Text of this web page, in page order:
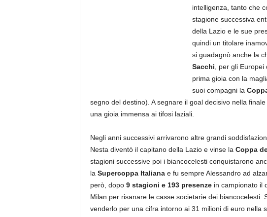
intelligenza, tanto che
stagione successiva
della Lazio e le sue
quindi un titolare
si guadagnò anche la
Sacchi , per gli
prima gioia con la
suoi compagni la
segno del destino). A segnare il goal decisivo nella
una gioia immensa ai tifosi laziali.
Negli anni successivi arrivarono altre grandi
Nesta diventò il capitano della Lazio e vinse la Coppa
stagioni successive poi i biancocelesti conquistarono
la Supercoppa Italiana e fu sempre Alessandro ad
però, dopo 9 stagioni e 193 presenzein campionato il
Milan per risanare le casse societarie dei biancocelesti.
venderlo per una cifra intorno ai 31 milioni di euro nella